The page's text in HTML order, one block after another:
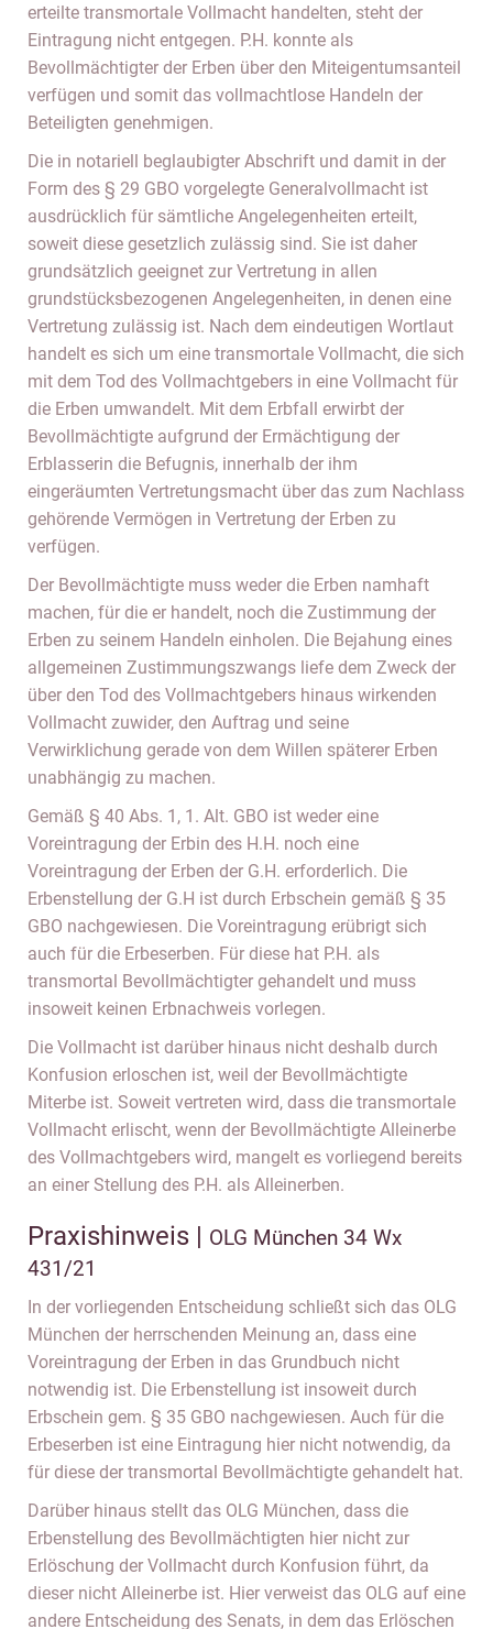
erteilte transmortale Vollmacht handelten, steht der
Eintragung nicht entgegen. P.H. konnte als
Bevollmächtigter der Erben über den Miteigentumsanteil
verfügen und somit das vollmachtlose Handeln der
Beteiligten genehmigen.
Die in notariell beglaubigter Abschrift und damit in der
Form des § 29 GBO vorgelegte Generalvollmacht ist
ausdrücklich für sämtliche Angelegenheiten erteilt,
soweit diese gesetzlich zulässig sind. Sie ist daher
grundsätzlich geeignet zur Vertretung in allen
grundstücksbezogenen Angelegenheiten, in denen eine
Vertretung zulässig ist. Nach dem eindeutigen Wortlaut
handelt es sich um eine transmortale Vollmacht, die sich
mit dem Tod des Vollmachtgebers in eine Vollmacht für
die Erben umwandelt. Mit dem Erbfall erwirbt der
Bevollmächtigte aufgrund der Ermächtigung der
Erblasserin die Befugnis, innerhalb der ihm
eingeräumten Vertretungsmacht über das zum Nachlass
gehörende Vermögen in Vertretung der Erben zu
verfügen.
Der Bevollmächtigte muss weder die Erben namhaft
machen, für die er handelt, noch die Zustimmung der
Erben zu seinem Handeln einholen. Die Bejahung eines
allgemeinen Zustimmungszwangs liefe dem Zweck der
über den Tod des Vollmachtgebers hinaus wirkenden
Vollmacht zuwider, den Auftrag und seine
Verwirklichung gerade von dem Willen späterer Erben
unabhängig zu machen.
Gemäß § 40 Abs. 1, 1. Alt. GBO ist weder eine
Voreintragung der Erbin des H.H. noch eine
Voreintragung der Erben der G.H. erforderlich. Die
Erbenstellung der G.H ist durch Erbschein gemäß § 35
GBO nachgewiesen. Die Voreintragung erübrigt sich
auch für die Erbeserben. Für diese hat P.H. als
transmortal Bevollmächtigter gehandelt und muss
insoweit keinen Erbnachweis vorlegen.
Die Vollmacht ist darüber hinaus nicht deshalb durch
Konfusion erloschen ist, weil der Bevollmächtigte
Miterbe ist. Soweit vertreten wird, dass die transmortale
Vollmacht erlischt, wenn der Bevollmächtigte Alleinerbe
des Vollmachtgebers wird, mangelt es vorliegend bereits
an einer Stellung des P.H. als Alleinerben.
Praxishinweis | OLG München 34 Wx
431/21
In der vorliegenden Entscheidung schließt sich das OLG
München der herrschenden Meinung an, dass eine
Voreintragung der Erben in das Grundbuch nicht
notwendig ist. Die Erbenstellung ist insoweit durch
Erbschein gem. § 35 GBO nachgewiesen. Auch für die
Erbeserben ist eine Eintragung hier nicht notwendig, da
für diese der transmortal Bevollmächtigte gehandelt hat.
Darüber hinaus stellt das OLG München, dass die
Erbenstellung des Bevollmächtigten hier nicht zur
Erlöschung der Vollmacht durch Konfusion führt, da
dieser nicht Alleinerbe ist. Hier verweist das OLG auf eine
andere Entscheidung des Senats, in dem das Erlöschen